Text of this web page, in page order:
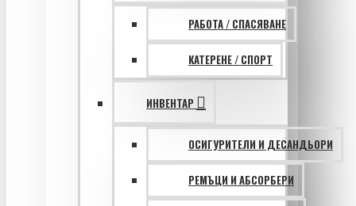
РАБОТА / СПАСЯВАНЕ
КАТЕРЕНЕ / СПОРТ
ИНВЕНТАР
ОСИГУРИТЕЛИ И ДЕСАНДЬОРИ
РЕМЪЦИ И АБСОРБЕРИ